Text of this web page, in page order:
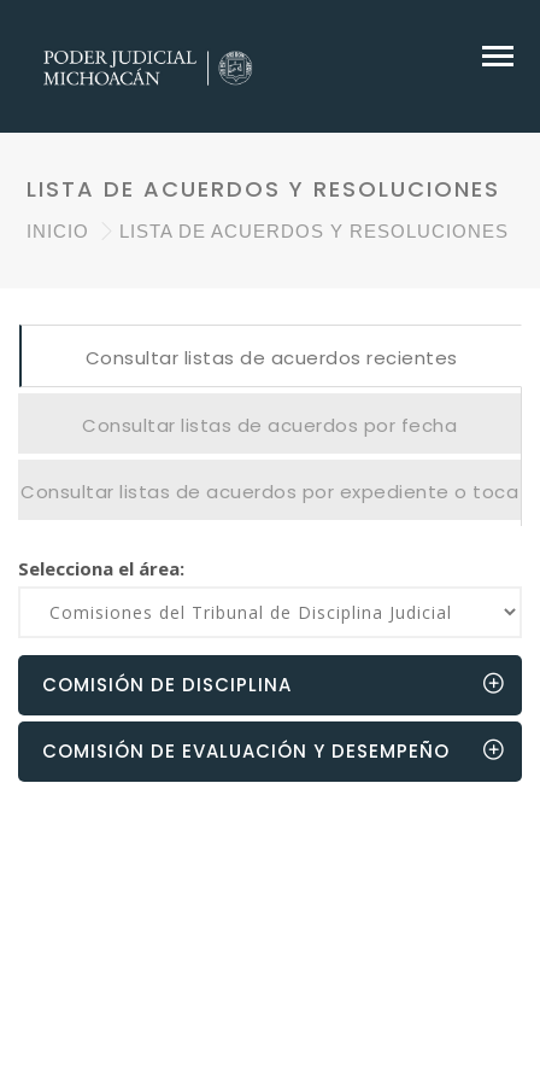
LISTA DE ACUERDOS Y RESOLUCIONES
INICIO LISTA DE ACUERDOS Y RESOLUCIONES
Consultar listas de acuerdos recientes
Consultar listas de acuerdos por fecha
Consultar listas de acuerdos por expediente o toca
Selecciona el área:
COMISIÓN DE DISCIPLINA
COMISIÓN DE EVALUACIÓN Y DESEMPEÑO